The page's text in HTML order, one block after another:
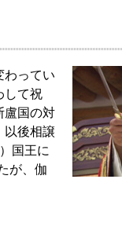
わってい
して祝
盧国の対
以後相譲
国王に
が、伽